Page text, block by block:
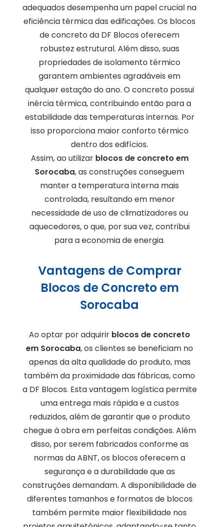
adequados desempenha um papel crucial na
eficiência térmica das edificações. Os blocos
de concreto da DF Blocos oferecem
robustez estrutural. Além disso, suas
propriedades de isolamento térmico
garantem ambientes agradáveis em
qualquer estação do ano. O concreto possui
inércia térmica, contribuindo então para a
estabilidade das temperaturas internas. Por
isso proporciona maior conforto térmico
dentro dos edifícios.
Assim, ao utilizar blocos de concreto em
Sorocaba, as construções conseguem
manter a temperatura interna mais
controlada, resultando em menor
necessidade de uso de climatizadores ou
aquecedores, o que, por sua vez, contribui
para a economia de energia.
Vantagens de Comprar
Blocos de Concreto em
Sorocaba
Ao optar por adquirir blocos de concreto
em Sorocaba, os clientes se beneficiam no
apenas da alta qualidade do produto, mas
também da proximidade das fábricas, como
a DF Blocos. Esta vantagem logística permite
uma entrega mais rápida e a custos
reduzidos, além de garantir que o produto
chegue à obra em perfeitas condições. Além
disso, por serem fabricados conforme as
normas da ABNT, os blocos oferecem a
segurança e a durabilidade que as
construções demandam. A disponibilidade de
diferentes tamanhos e formatos de blocos
também permite maior flexibilidade nos